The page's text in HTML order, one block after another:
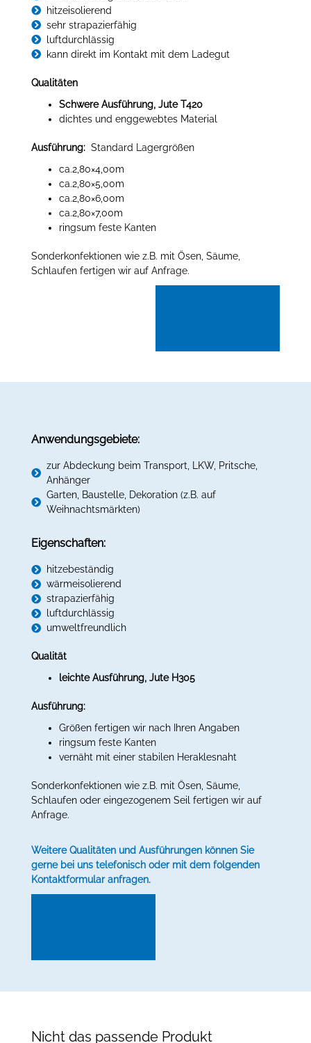
hitzeisolierend
sehr strapazierfähig
luftdurchlässig
kann direkt im Kontakt mit dem Ladegut
Qualitäten
Schwere Ausführung, Jute T420
dichtes und enggewebtes Material
Ausführung: Standard Lagergrößen
ca.2,80×4,00m
ca.2,80×5,00m
ca.2,80×6,00m
ca.2,80×7,00m
ringsum feste Kanten
Sonderkonfektionen wie z.B. mit Ösen, Säume,
Schlaufen fertigen wir auf Anfrage.
Anwendungsgebiete:
zur Abdeckung beim Transport, LKW, Pritsche,
Anhänger
Garten, Baustelle, Dekoration (z.B. auf
Weihnachtsmärkten)
Eigenschaften:
hitzebeständig
wärmeisolierend
strapazierfähig
luftdurchlässig
umweltfreundlich
Qualität
leichte Ausführung, Jute H305
Ausführung:
Größen fertigen wir nach Ihren Angaben
ringsum feste Kanten
vernäht mit einer stabilen Heraklesnaht
Sonderkonfektionen wie z.B. mit Ösen, Säume,
Schlaufen oder eingezogenem Seil fertigen wir auf
Anfrage.
Weitere Qualitäten und Ausführungen können Sie
gerne bei uns telefonisch oder mit dem folgenden
Kontaktformular anfragen.
Nicht das passende Produkt